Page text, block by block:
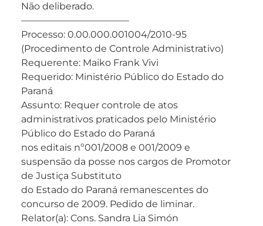
Não deliberado.
———————————–
Processo: 0.00.000.001004/2010-95
(Procedimento de Controle Administrativo)
Requerente: Maiko Frank Vivi
Requerido: Ministério Público do Estado do
Paraná
Assunto: Requer controle de atos
administrativos praticados pelo Ministério
Público do Estado do Paraná
nos editais nº001/2008 e 001/2009 e
suspensão da posse nos cargos de Promotor
de Justiça Substituto
do Estado do Paraná remanescentes do
concurso de 2009. Pedido de liminar.
Relator(a): Cons. Sandra Lia Simón